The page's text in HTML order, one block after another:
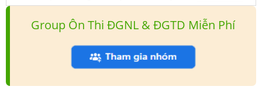
Group Ôn Thi ĐGNL & ĐGTD Miễn Phí